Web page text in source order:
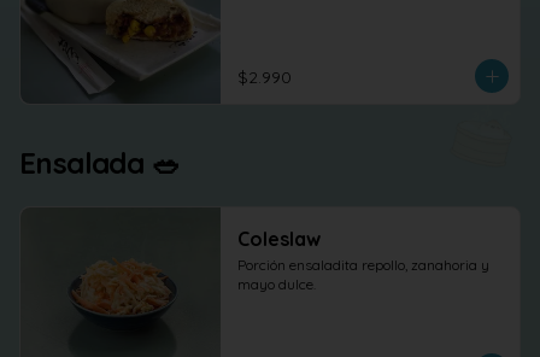
$2.990
Ensalada 🥗
Coleslaw
Porción ensaladita repollo, zanahoria y
mayo dulce.